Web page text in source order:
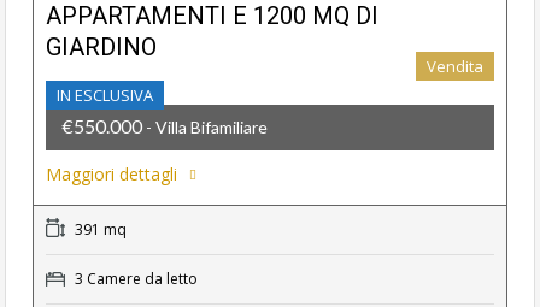
APPARTAMENTI E 1200 MQ DI
GIARDINO
IN ESCLUSIVA
Vendita
€550.000 - Villa Bifamiliare
Maggiori dettagli
391 mq
3 Camere da letto